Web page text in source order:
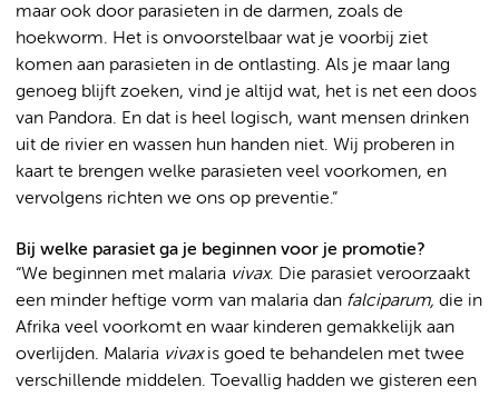
maar ook door parasieten in de darmen, zoals de
hoekworm. Het is onvoorstelbaar wat je voorbij ziet
komen aan parasieten in de ontlasting. Als je maar lang
genoeg blijft zoeken, vind je altijd wat, het is net een doos
van Pandora. En dat is heel logisch, want mensen drinken
uit de rivier en wassen hun handen niet. Wij proberen in
kaart te brengen welke parasieten veel voorkomen, en
vervolgens richten we ons op preventie.”
Bij welke parasiet ga je beginnen voor je promotie?
“We beginnen met malaria vivax. Die parasiet veroorzaakt
een minder heftige vorm van malaria dan falciparum, die in
Afrika veel voorkomt en waar kinderen gemakkelijk aan
overlijden. Malaria vivaxis goed te behandelen met twee
verschillende middelen. Toevallig hadden we gisteren een